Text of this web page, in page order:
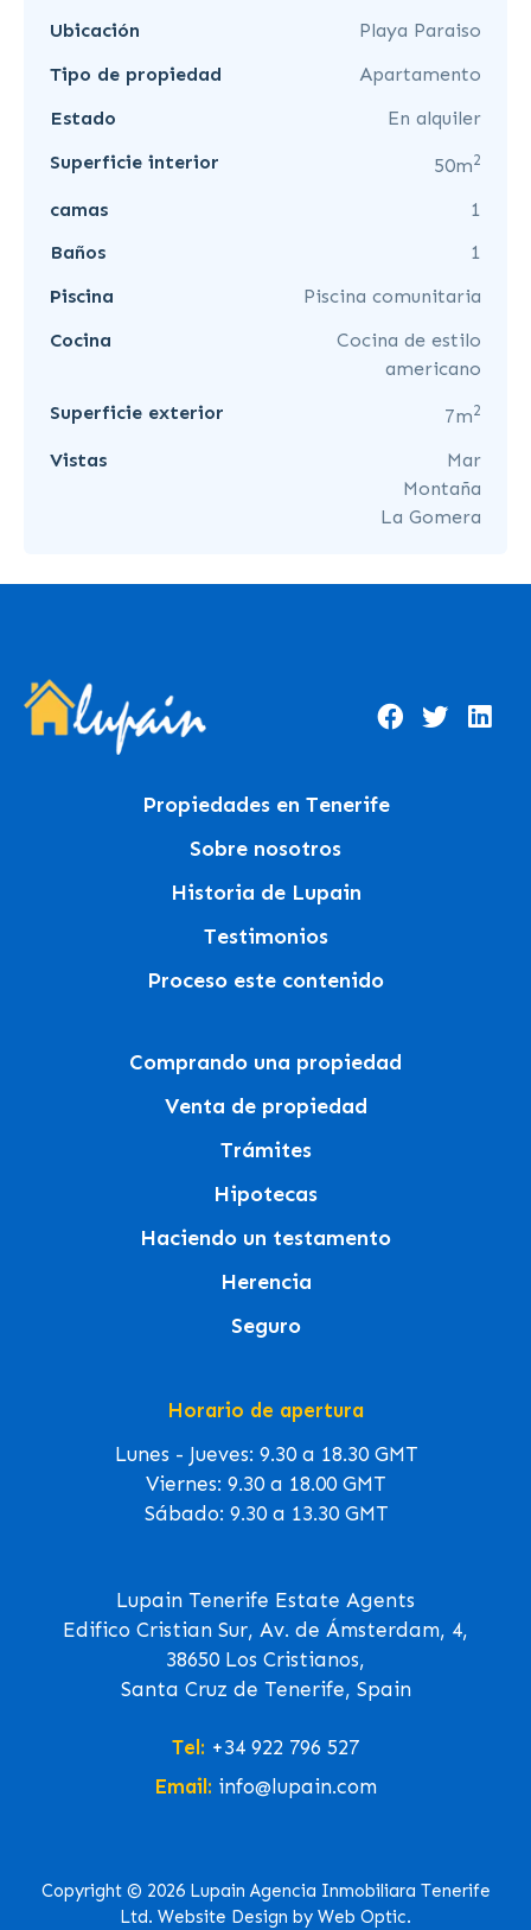
Ubicación
Playa Paraiso
Tipo de propiedad
Apartamento
Estado
En alquiler
Superficie interior
50m2
camas
1
Baños
1
Piscina
Piscina comunitaria
Cocina
Cocina de estilo
americano
Superficie exterior
7m2
Vistas
Mar
Montaña
La Gomera
Propiedades en Tenerife
Sobre nosotros
Historia de Lupain
Testimonios
Proceso este contenido
Comprando una propiedad
Venta de propiedad
Trámites
Hipotecas
Haciendo un testamento
Herencia
Seguro
Horario de apertura
Lunes - Jueves: 9.30 a 18.30 GMT
Viernes: 9.30 a 18.00 GMT
Sábado: 9.30 a 13.30 GMT
Lupain Tenerife Estate Agents
Edifico Cristian Sur, Av. de Ámsterdam, 4,
38650 Los Cristianos,
Santa Cruz de Tenerife, Spain
Tel: +34 922 796 527
Email: info@lupain.com
Copyright © 2026 Lupain Agencia Inmobiliara Tenerife
Ltd. Website Design by Web Optic.